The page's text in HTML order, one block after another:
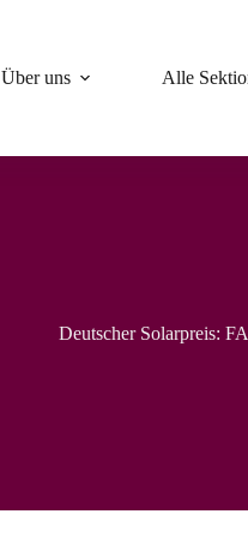
Über uns
Alle
Deutscher Solarpreis: